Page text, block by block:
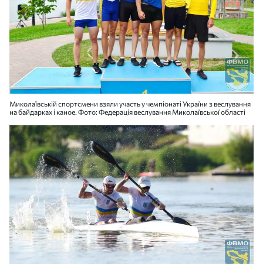
Миколаївській спортсмени взяли участь у чемпіонаті України з веслування
на байдарках і каное. Фото: Федерація веслування Миколаївської області